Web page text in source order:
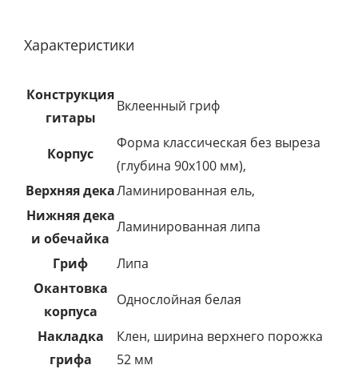
Характеристики
Конструкция
гитары
Вклеенный гриф
Корпус
Форма классическая без выреза
(глубина 90х100 мм),
Верхняя декаЛаминированная ель,
Нижняя дека
и обечайка
Ламинированная липа
Гриф
Липа
Окантовка
корпуса
Однослойная белая
Накладка
грифа
Клен, ширина верхнего порожка
52 мм